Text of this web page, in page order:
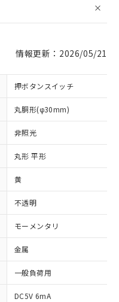
情報更新：2026/05/21
押ボタンスイッチ
丸胴形(φ30mm)
非照光
丸形 平形
黄
不透明
モーメンタリ
金属
一般負荷用
DC5V 6mA